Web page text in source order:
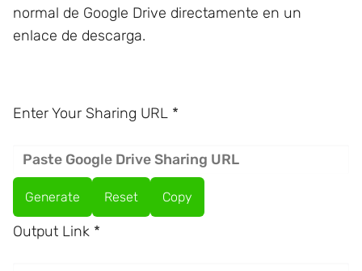
normal de Google Drive directamente en un
enlace de descarga.
Enter Your Sharing URL *
Generate Reset Copy
Output Link *